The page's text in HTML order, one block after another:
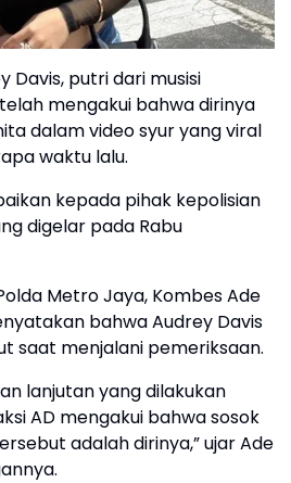
Davis, putri dari musisi
mengakui bahwa dirinya
dalam video syur yang viral
waktu lalu.
kepada pihak kepolisian
digelar pada Rabu
Metro Jaya, Kombes Ade
bahwa Audrey Davis
saat menjalani pemeriksaan.
lanjutan yang dilakukan
AD mengakui bahwa sosok
adalah dirinya,” ujar Ade